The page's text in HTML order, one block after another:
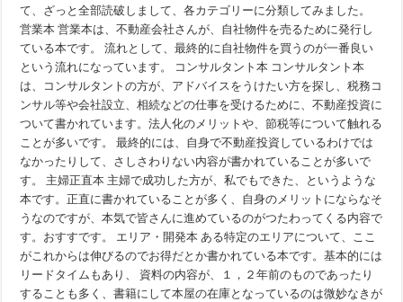
て、ざっと全部読破しまして、各カテゴリーに分類してみました。
営業本 営業本は、不動産会社さんが、自社物件を売るために発行し
ている本です。 流れとして、最終的に自社物件を買うのが一番良い
という流れになっています。 コンサルタント本 コンサルタント本
は、コンサルタントの方が、アドバイスをうけたい方を探し、税務コ
ンサル等や会社設立、相続などの仕事を受けるために、不動産投資に
ついて書かれています。法人化のメリットや、節税等について触れる
ことが多いです。 最終的には、自身で不動産投資しているわけでは
なかったりして、さしさわりない内容が書かれていることが多いで
す。 主婦正直本 主婦で成功した方が、私でもできた、というような
本です。正直に書かれていることが多く、自身のメリットにならなそ
うなのですが、本気で皆さんに進めているのがつたわってくる内容で
す。おすすです。 エリア・開発本 ある特定のエリアについて、ここ
がこれからは伸びるのでお得だとか書かれている本です。基本的には
リードタイムもあり、 資料の内容が、１，２年前のものであったり
することも多く、書籍にして本屋の在庫となっているのは微妙なきが